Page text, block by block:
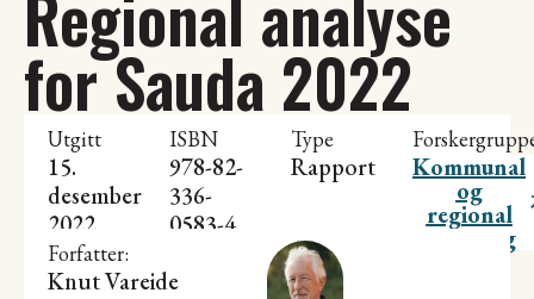
for Sauda 2022
Utgitt
15.
desember
2022
ISBN
978-82-
336-
0583-4
Type
Rapport Kommunal
og
regional
utvikling
Forfatter:
Knut Vareide